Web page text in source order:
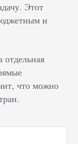
Этот
и
отдельная
что можно